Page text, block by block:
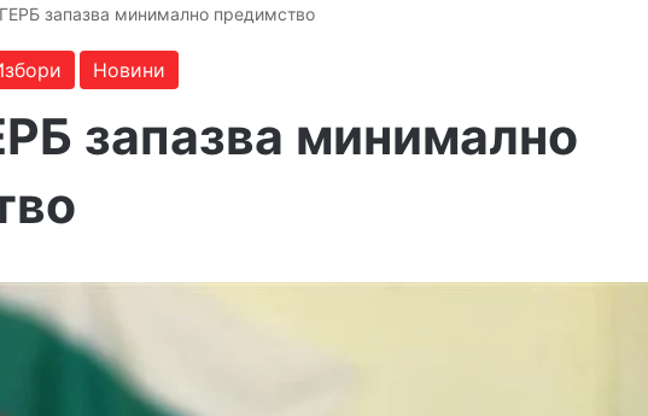
запазва минимално предимство
Новини
запазва минимално